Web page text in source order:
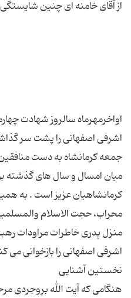
اواخرمهرماه سالروز شهادت
اشرفی اصفهانی را پشت سر
جمعه كرمانشاه به دست
میان امسال و سال های گذشته
کرمانشاهیان عزیز است . به
محراب، حجت الاسلام
منزل پدری خاطرات مراودات
هنگامی كه آیت الله بروجردی